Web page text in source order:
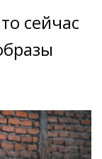
сейчас